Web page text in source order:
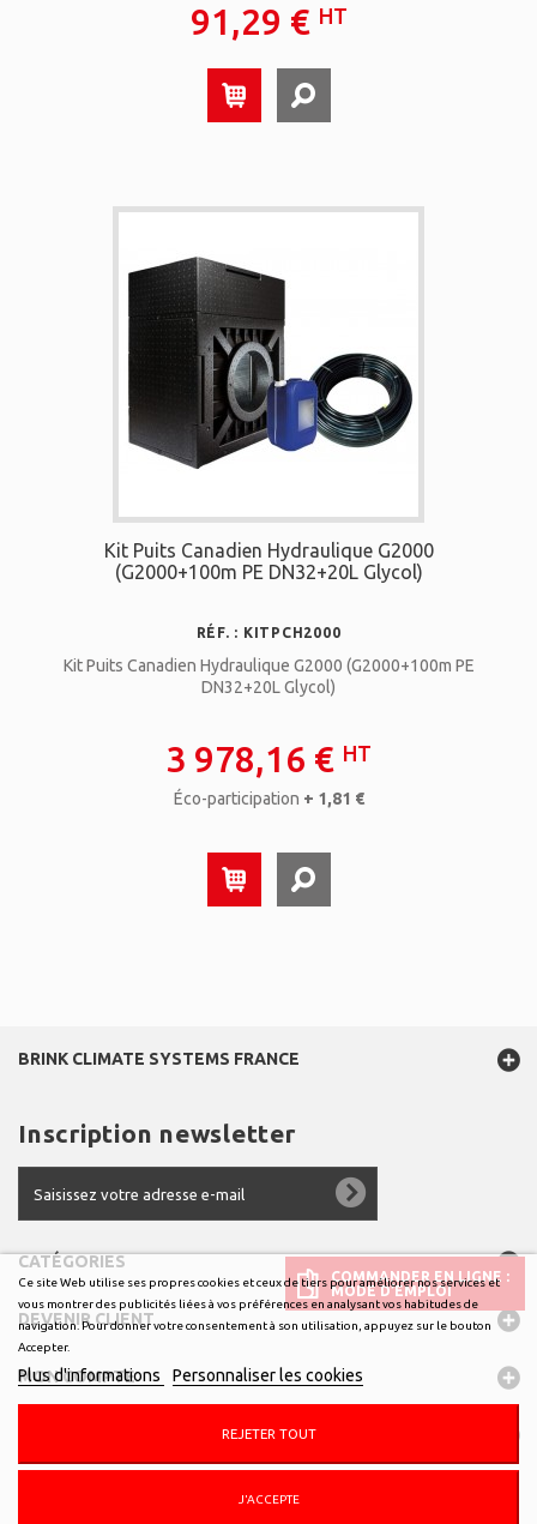
91,29 € HT
Kit Puits Canadien Hydraulique G2000
(G2000+100m PE DN32+20L Glycol)
RÉF. : KITPCH2000
Kit Puits Canadien Hydraulique G2000 (G2000+100m PE
DN32+20L Glycol)
3 978,16 € HT
Éco-participation + 1,81 €
BRINK CLIMATE SYSTEMS FRANCE
Inscription newsletter
CATÉGORIES
DEVENIR CLIENT
MON COMPTE
Ce site Web utilise ses propres cookies et ceux de tiers pour améliorer nos services et
vous montrer des publicités liées à vos préférences en analysant vos habitudes de
navigation. Pour donner votre consentement à son utilisation, appuyez sur le bouton
Accepter.
Plus d'informations Personnaliser les cookies
REJETER TOUT
J'ACCEPTE
© 2026 - boutique.brinkclimatesystemsfrance.fr
COMMANDER EN LIGNE :
MODE D’EMPLOI